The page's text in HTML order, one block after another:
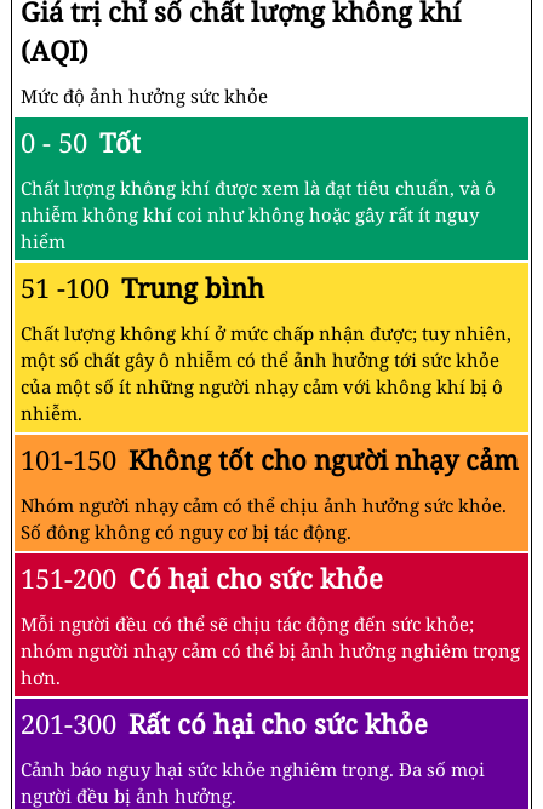
Giá trị chỉ số chất lượng không khí
(AQI)
Mức độ ảnh hưởng sức khỏe
0 - 50 Tốt
Chất lượng không khí được xem là đạt tiêu chuẩn, và ô
nhiễm không khí coi như không hoặc gây rất ít nguy
hiểm
51 -100 Trung bình
Chất lượng không khí ở mức chấp nhận được; tuy nhiên,
một số chất gây ô nhiễm có thể ảnh hưởng tới sức khỏe
của một số ít những người nhạy cảm với không khí bị ô
nhiễm.
101-150 Không tốt cho người nhạy cảm
Nhóm người nhạy cảm có thể chịu ảnh hưởng sức khỏe.
Số đông không có nguy cơ bị tác động.
151-200 Có hại cho sức khỏe
Mỗi người đều có thể sẽ chịu tác động đến sức khỏe;
nhóm người nhạy cảm có thể bị ảnh hưởng nghiêm trọng
hơn.
201-300 Rất có hại cho sức khỏe
Cảnh báo nguy hại sức khỏe nghiêm trọng. Đa số mọi
người đều bị ảnh hưởng.